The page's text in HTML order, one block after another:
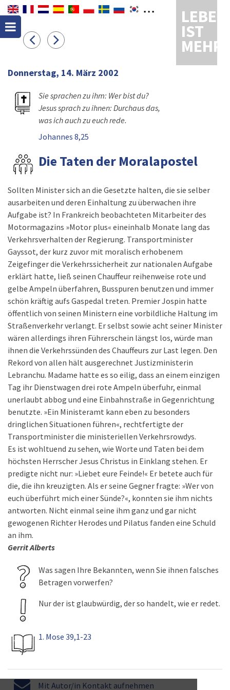
LEBEN
IST
MEHR
Donnerstag, 14. März 2002
Sie sprachen zu ihm: Wer bist du?
Jesus sprach zu ihnen: Durchaus das,
was ich auch zu euch rede.
Johannes 8,25
Die Taten der Moralapostel
Sollten Minister sich an die Gesetzte halten, die sie selber
ausarbeiten und deren Einhaltung zu überwachen ihre
Aufgabe ist? In Frankreich beobachteten Mitarbeiter des
Motormagazins »Motor plus« eineinhalb Monate lang das
Verkehrsverhalten der Regierung. Transportminister
Gayssot, der kurz zuvor mit moralisch erhobenem
Zeigefinger die Verkehrssicherheit zur nationalen Aufgabe
erklärt hatte, ließ seinen Chauffeur reihenweise rote und
gelbe Ampeln überfahren, Busspuren benutzen und immer
schön kräftig aufs Gaspedal treten. Premier Jospin hatte
öffentlich von seinen Ministern eine vorbildliche Haltung im
Straßenverkehr verlangt. Er selbst sowie acht seiner Minister
wären allerdings ihren Führerschein längst los, würde man
ihnen die Verkehrssünden des Chauffeurs zur Last legen. Den
Rekord von allen hält ausgerechnet Justizministerin
Lebranchu. Madame hatte es so eilig, dass an einem einzigen
Tag ihr Dienstwagen drei rote Ampeln überfuhr, einmal
unerlaubt abbog und eine Einbahnstraße in Gegenrichtung
benutzte. »Ein Ministeramt kann eben zu besonders
dringlichen Situationen führen«, rechtfertigte der
Transportminister die ministeriellen Verkehrsrowdys.
Es ist wohltuend zu sehen, wie Worte und Taten bei dem
höchsten Herrscher Jesus Christus in Einklang stehen. Er
predigte nicht nur: »Liebet eure Feinde!« Er betete auch für
die, die ihn kreuzigten. Als er seine Gegner fragte: »Wer von
euch überführt mich einer Sünde?«, konnten sie ihm nichts
antworten. Nicht einmal seine ihm ganz und gar nicht
gewogenen Richter Herodes und Pilatus fanden eine Schuld
an ihm.
Gerrit Alberts
Was sagen Ihre Bekannten, wenn Sie ihnen falsches
Betragen vorwerfen?
Nur der ist glaubwürdig, der so handelt, wie er redet.
1. Mose 39,1-23
Mit Autor/in Kontakt aufnehmen